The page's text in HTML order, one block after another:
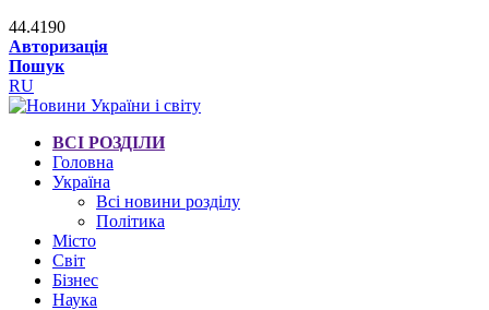
44.4190
Авторизація
Пошук
RU
ВСІ РОЗДІЛИ
Головна
Україна
Всі новини розділу
Політика
Місто
Світ
Бізнес
Наука